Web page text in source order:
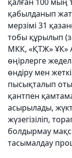
қабылданып
мерзімі 31
тобы құрылып
МКК, «ҚТЖ» ҰК»
өңірлерге
өндіру мен
пысықталып
қантпен
асырылады,
жүзегізіліп,
болдырмау
тасымалдау